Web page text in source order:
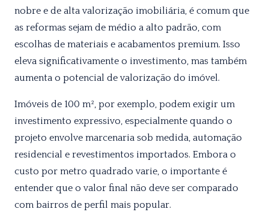
nobre e de alta valorização imobiliária, é comum que
as reformas sejam de médio a alto padrão, com
escolhas de materiais e acabamentos premium. Isso
eleva significativamente o investimento, mas também
aumenta o potencial de valorização do imóvel.
Imóveis de 100 m², por exemplo, podem exigir um
investimento expressivo, especialmente quando o
projeto envolve marcenaria sob medida, automação
residencial e revestimentos importados. Embora o
custo por metro quadrado varie, o importante é
entender que o valor final não deve ser comparado
com bairros de perfil mais popular.